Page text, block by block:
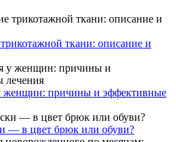
ткани: описание и
женщин: причины и эффективные
— в цвет брюк или обуви?